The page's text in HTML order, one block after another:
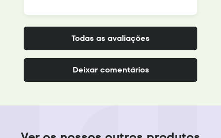
Todas as avaliações
Deixar comentários